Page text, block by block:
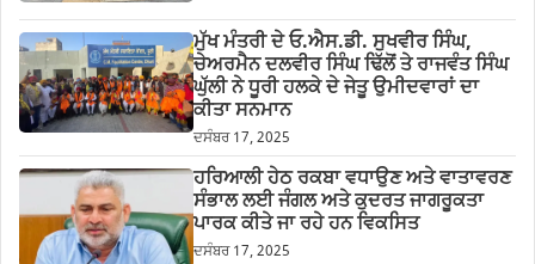
ਮੁੱਖ ਮੰਤਰੀ ਦੇ ਓ.ਐਸ.ਡੀ. ਸੁਖਵੀਰ ਸਿੰਘ,
ਚੇਅਰਮੈਨ ਦਲਵੀਰ ਸਿੰਘ ਢਿੱਲੋਂ ਤੇ ਰਾਜਵੰਤ ਸਿੰਘ
ਘੁੱਲੀ ਨੇ ਧੂਰੀ ਹਲਕੇ ਦੇ ਜੇਤੂ ਉਮੀਦਵਾਰਾਂ ਦਾ
ਕੀਤਾ ਸਨਮਾਨ
ਦਸੰਬਰ 17, 2025
ਹਰਿਆਲੀ ਹੇਠ ਰਕਬਾ ਵਧਾਉਣ ਅਤੇ ਵਾਤਾਵਰਣ
ਸੰਭਾਲ ਲਈ ਜੰਗਲ ਅਤੇ ਕੁਦਰਤ ਜਾਗਰੂਕਤਾ
ਪਾਰਕ ਕੀਤੇ ਜਾ ਰਹੇ ਹਨ ਵਿਕਸਿਤ
ਦਸੰਬਰ 17, 2025